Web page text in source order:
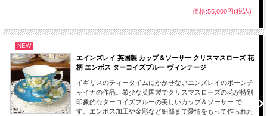
価格:55,000円(税込)
NEW
エインズレイ 英国製 カップ＆ソーサー クリスマスローズ 花
柄 エンボス ターコイズブルー ヴィンテージ
イギリスのティータイムにかかせないエンズレイのボーンチ
ャイナの作品。希少な英国製でクリスマスローズの花が特別
印象的なターコイズブルーの美しいカップ＆ソーサー で
す。エンボス加工や金彩など細部まで愛情をもって作られた